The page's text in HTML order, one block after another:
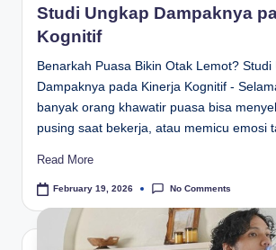
Studi Ungkap Dampaknya
Kognitif
Benarkah Puasa Bikin Otak Lemot? Studi
Dampaknya pada Kinerja Kognitif -
banyak orang khawatir puasa bisa
pusing saat bekerja, atau memicu emosi
Read More
February 19, 2026 No Comments